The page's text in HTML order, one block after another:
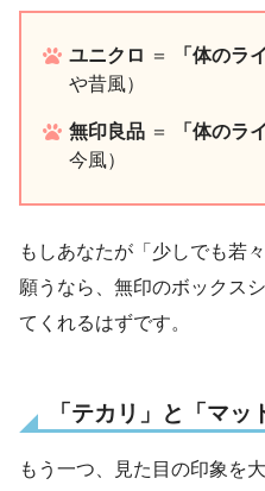
ユニクロ ＝ 「体のラ
や昔風）
無印良品 ＝ 「体のラ
今風）
もしあなたが「少しでも若
願うなら、無印のボックス
てくれるはずです。
「テカリ」と「マ
もう一つ、見た目の印象を